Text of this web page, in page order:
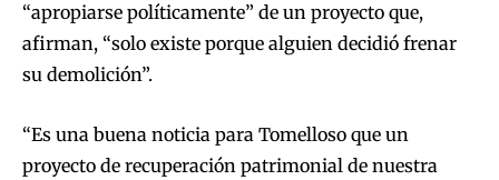
“apropiarse políticamente” de un proyecto que,
afirman, “solo existe porque alguien decidió frenar
su demolición”.
“Es una buena noticia para Tomelloso que un
proyecto de recuperación patrimonial de nuestra